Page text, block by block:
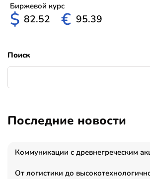
Биржевой курс
$ 82.52 € 95.39
Поиск
Последние новости